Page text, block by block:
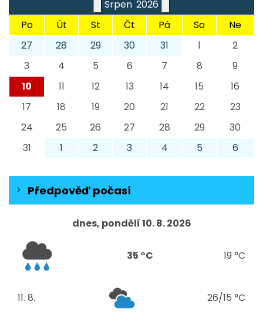
Srpen 2026
Po
Út St Čt Pá So
Ne
27
28 29 30 31 1
2
3
4 5 6 7 8
9
10
11 12 13 14 15
16
17
18 19 20 21 22
23
24
25 26 27 28 29
30
31
1 2 3 4 5 6
Předpověď počasí
dnes, pondělí 10. 8. 2026
35 °C 19 °C
úterý
11. 8. 26/15 °C